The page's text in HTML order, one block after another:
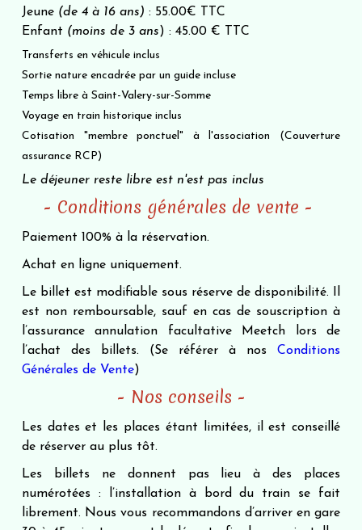
Jeune (de 4 à 16 ans) : 55.00€ TTC
Enfant (moins de 3 ans) : 45.00 € TTC
Transferts en véhicule inclus
Sortie nature encadrée par un guide incluse
Temps libre à Saint-Valery-sur-Somme
Voyage en train historique inclus
Cotisation "membre ponctuel" à l'association (Couverture
assurance RCP)
Le déjeuner reste libre est n'est pas inclus
- Conditions générales de vente -
Paiement 100% à la réservation.
Achat en ligne uniquement.
Le billet est modifiable sous réserve de disponibilité. Il
est non remboursable, sauf en cas de souscription à
l’assurance annulation facultative Meetch lors de
l’achat des billets. (Se référer à nosConditions
Générales de Vente)
- Nos conseils -
Les dates et les places étant limitées, il est conseillé
de réserver au plus tôt.
Les billets ne donnent pas lieu à des places
numérotées : l’installation à bord du train se fait
librement. Nous vous recommandons d’arriver en gare